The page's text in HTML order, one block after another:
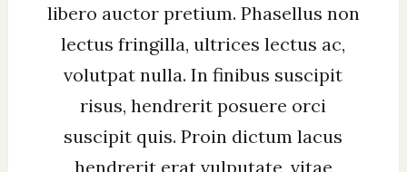
libero auctor pretium. Phasellus non
lectus fringilla, ultrices lectus ac,
volutpat nulla. In finibus suscipit
risus, hendrerit posuere orci
suscipit quis. Proin dictum lacus
hendrerit erat vulputate, vitae